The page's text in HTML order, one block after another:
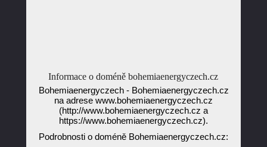
Informace o doméně bohemiaenergyczech.cz
Bohemiaenergyczech - Bohemiaenergyczech.cz
na adrese www.bohemiaenergyczech.cz
(http://www.bohemiaenergyczech.cz a
https://www.bohemiaenergyczech.cz).
Podrobnosti o doméně Bohemiaenergyczech.cz: